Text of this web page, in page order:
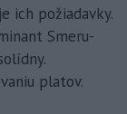
ich požiadavky.
Smeru-
platov.